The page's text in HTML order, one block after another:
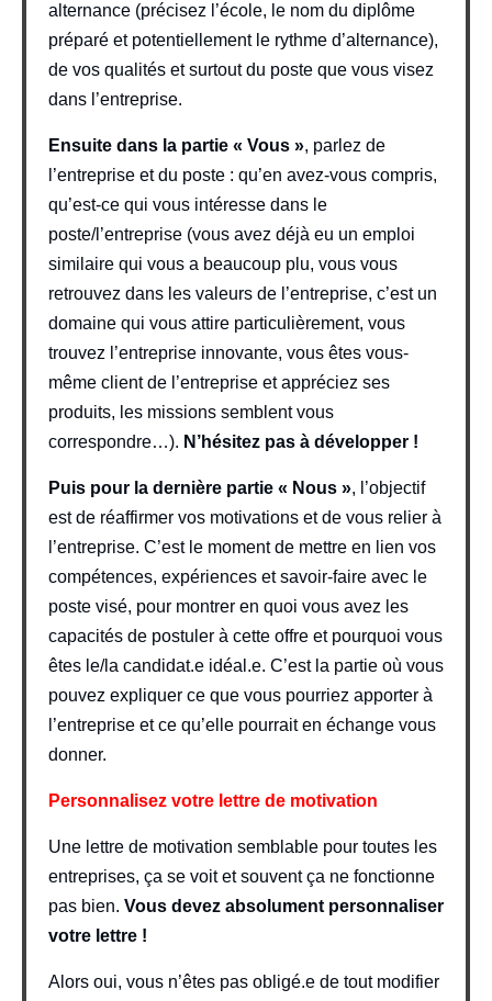
alternance (précisez l’école, le nom du diplôme
préparé et potentiellement le rythme d’alternance),
de vos qualités et surtout du poste que vous visez
dans l’entreprise.
Ensuite dans la partie « Vous », parlez de
l’entreprise et du poste : qu’en avez-vous compris,
qu’est-ce qui vous intéresse dans le
poste/l’entreprise (vous avez déjà eu un emploi
similaire qui vous a beaucoup plu, vous vous
retrouvez dans les valeurs de l’entreprise, c’est un
domaine qui vous attire particulièrement, vous
trouvez l’entreprise innovante, vous êtes vous-
même client de l’entreprise et appréciez ses
produits, les missions semblent vous
correspondre…). N’hésitez pas à développer !
Puis pour la dernière partie « Nous », l’objectif
est de réaffirmer vos motivations et de vous relier à
l’entreprise. C’est le moment de mettre en lien vos
compétences, expériences et savoir-faire avec le
poste visé, pour montrer en quoi vous avez les
capacités de postuler à cette offre et pourquoi vous
êtes le/la candidat.e idéal.e. C’est la partie où vous
pouvez expliquer ce que vous pourriez apporter à
l’entreprise et ce qu’elle pourrait en échange vous
donner.
Personnalisez votre lettre de motivation
Une lettre de motivation semblable pour toutes les
entreprises, ça se voit et souvent ça ne fonctionne
pas bien. Vous devez absolument personnaliser
votre lettre !
Alors oui, vous n’êtes pas obligé.e de tout modifier